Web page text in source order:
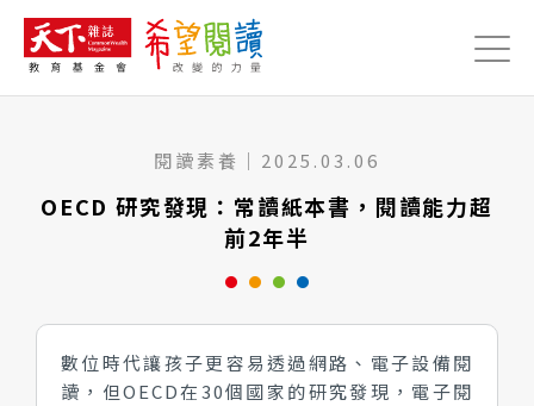
Jump to Navigation
Jump to Main content
閱讀素養 ｜ 2025.03.06
OECD 研究發現：常讀紙本書，閱讀能力超
前2年半
數位時代讓孩子更容易透過網路、電子設備閱
讀，但OECD在30個國家的研究發現，電子閱